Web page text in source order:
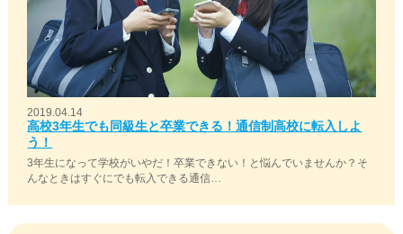
2019.04.14
高校3年生でも同級生と卒業できる！通信制高校に転入しよ
う！
3年生になって学校がいやだ！卒業できない！と悩んでいませんか？そ
んなときはすぐにでも転入できる通信…